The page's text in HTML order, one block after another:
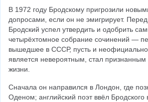
В 1972 году Бродскому пригрозили
допросами, если он не эмигрирует.
Бродский успел утвердить и одобрить
четырёхтомное собрание сочинений —
вышедшее в СССР, пусть и
является невероятным, стал
жизни.
Сначала он направился в Лондон, где
Оденом; английский поэт ввёл Бродского